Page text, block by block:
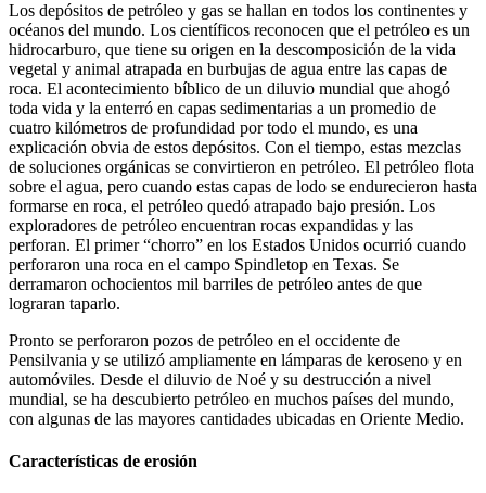
Los depósitos de petróleo y gas se hallan en todos los continentes y
océanos del mundo. Los científicos reconocen que el petróleo es un
hidrocarburo, que tiene su origen en la descomposición de la vida
vegetal y animal atrapada en burbujas de agua entre las capas de
roca. El acontecimiento bíblico de un diluvio mundial que ahogó
toda vida y la enterró en capas sedimentarias a un promedio de
cuatro kilómetros de profundidad por todo el mundo, es una
explicación obvia de estos depósitos. Con el tiempo, estas mezclas
de soluciones orgánicas se convirtieron en petróleo. El petróleo flota
sobre el agua, pero cuando estas capas de lodo se endurecieron hasta
formarse en roca, el petróleo quedó atrapado bajo presión. Los
exploradores de petróleo encuentran rocas expandidas y las
perforan. El primer “chorro” en los Estados Unidos ocurrió cuando
perforaron una roca en el campo Spindletop en Texas. Se
derramaron ochocientos mil barriles de petróleo antes de que
lograran taparlo.
Pronto se perforaron pozos de petróleo en el occidente de
Pensilvania y se utilizó ampliamente en lámparas de keroseno y en
automóviles. Desde el diluvio de Noé y su destrucción a nivel
mundial, se ha descubierto petróleo en muchos países del mundo,
con algunas de las mayores cantidades ubicadas en Oriente Medio.
Características de erosión